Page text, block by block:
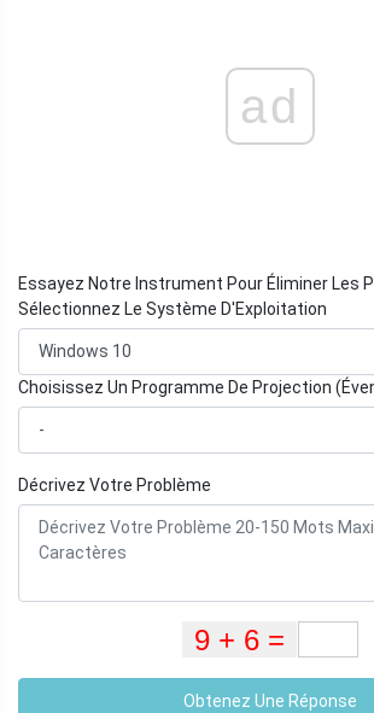
ad
Essayez Notre Instrument Pour Éliminer Les
Sélectionnez Le Système D'Exploitation
Choisissez Un Programme De Projection
Décrivez Votre Problème
Obtenez Une Réponse